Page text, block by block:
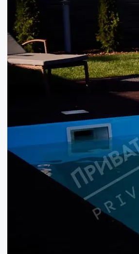
Сучасна резиденція для людей
Кімнат:
2
Площа:
100кв.м.